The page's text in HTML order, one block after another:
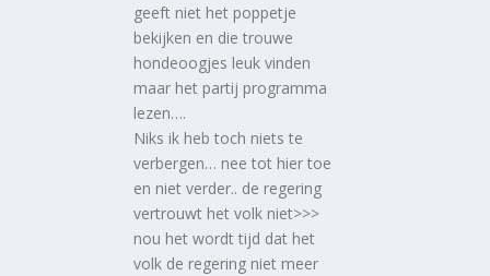
geeft niet het poppetje
bekijken en die trouwe
hondeoogjes leuk vinden
maar het partij programma
lezen….
Niks ik heb toch niets te
verbergen… nee tot hier toe
en niet verder.. de regering
vertrouwt het volk niet>>>
nou het wordt tijd dat het
volk de regering niet meer